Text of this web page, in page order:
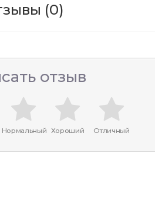
(0)
отзыв
Нормальный Хороший Отличный